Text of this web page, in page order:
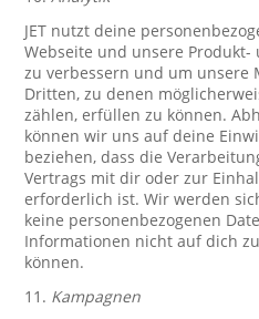
JET nutzt deine
Webseite und unsere
zu verbessern und um unsere
Dritten, zu denen
zählen, erfüllen zu können.
können wir uns auf deine
beziehen, dass die
Vertrags mit dir oder zur
erforderlich ist. Wir werden
keine personenbezogenen
Informationen nicht auf dich
können.
11. Kampagnen